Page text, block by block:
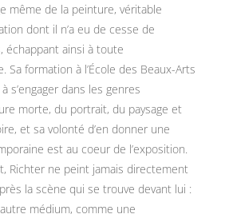
même de la peinture, véritable
dont il n’a eu de cesse de
échappant ainsi à toute
Sa formation à l’École des Beaux-Arts
s’engager dans les genres
morte, du portrait, du paysage et
et sa volonté d’en donner une
est au coeur de l’exposition.
Richter ne peint jamais directement
la scène qui se trouve devant lui :
médium, comme une